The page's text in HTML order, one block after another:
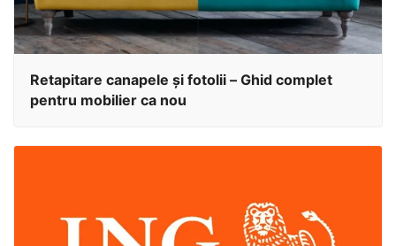
Retapitare canapele și fotolii – Ghid complet
pentru mobilier ca nou